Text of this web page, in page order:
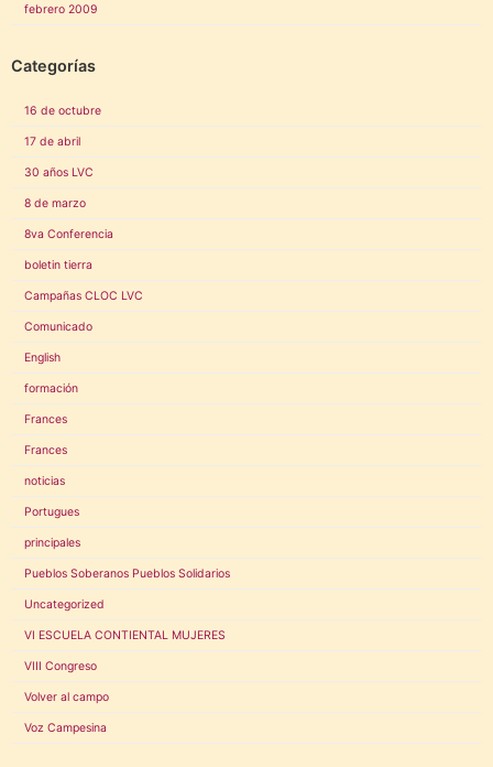
febrero 2009
Categorías
16 de octubre
17 de abril
30 años LVC
8 de marzo
8va Conferencia
boletin tierra
Campañas CLOC LVC
Comunicado
English
formación
Frances
Frances
noticias
Portugues
principales
Pueblos Soberanos Pueblos Solidarios
Uncategorized
VI ESCUELA CONTIENTAL MUJERES
VIII Congreso
Volver al campo
Voz Campesina